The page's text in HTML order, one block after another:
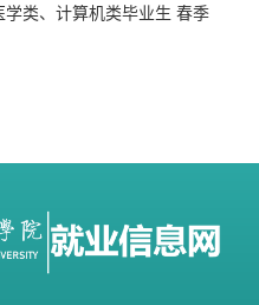
学类、计算机类毕业生 春季